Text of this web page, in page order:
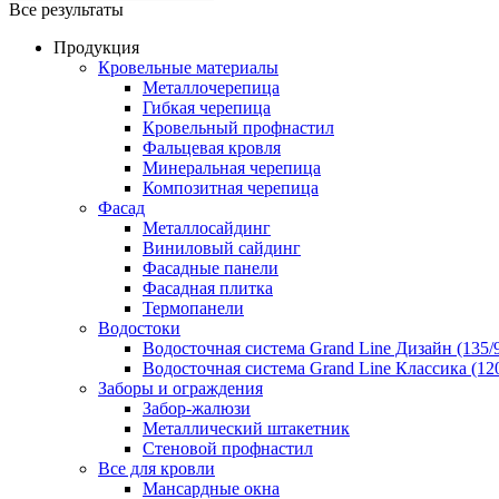
Все результаты
Продукция
Кровельные материалы
Металлочерепица
Гибкая черепица
Кровельный профнастил
Фальцевая кровля
Минеральная черепица
Композитная черепица
Фасад
Металлосайдинг
Виниловый сайдинг
Фасадные панели
Фасадная плитка
Термопанели
Водостоки
Водосточная система Grand Line Дизайн (135/
Водосточная система Grand Line Классика
Заборы и ограждения
Забор-жалюзи
Металлический штакетник
Стеновой профнастил
Все для кровли
Мансардные окна